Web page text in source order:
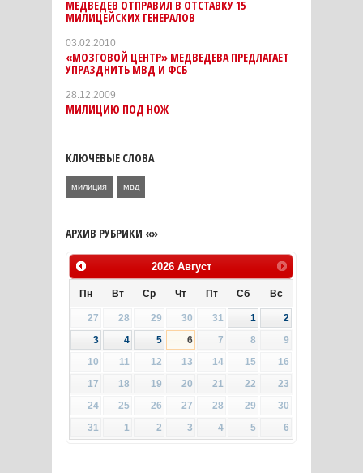
МЕДВЕДЕВ ОТПРАВИЛ В ОТСТАВКУ 15
МИЛИЦЕЙСКИХ ГЕНЕРАЛОВ
03.02.2010
«МОЗГОВОЙ ЦЕНТР» МЕДВЕДЕВА ПРЕДЛАГАЕТ
УПРАЗДНИТЬ МВД И ФСБ
28.12.2009
МИЛИЦИЮ ПОД НОЖ
КЛЮЧЕВЫЕ СЛОВА
милиция мвд
АРХИВ РУБРИКИ «»
2026 Август
Пн Вт Ср Чт Пт Сб Вс
27 28 29 30 31 1
2
3
4 5 6 7 8
9
10
11 12 13 14 15
16
17
18 19 20 21 22
23
24
25 26 27 28 29
30
31
1 2 3 4 5 6